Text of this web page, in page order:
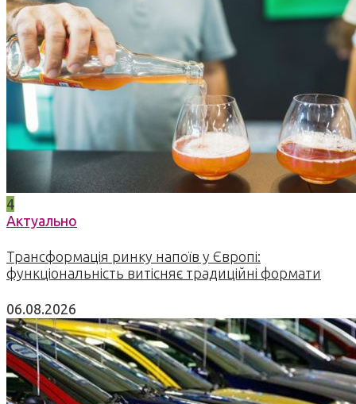
4
Актуально
Трансформація ринку напоїв у Європі:
функціональність витісняє традиційні формати
06.08.2026